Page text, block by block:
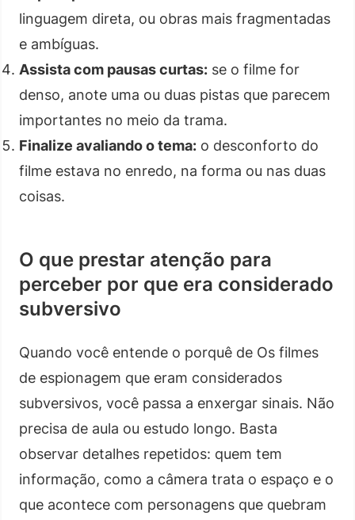
linguagem direta, ou obras mais fragmentadas
e ambíguas.
Assista com pausas curtas: se o filme for
denso, anote uma ou duas pistas que parecem
importantes no meio da trama.
Finalize avaliando o tema: o desconforto do
filme estava no enredo, na forma ou nas duas
coisas.
O que prestar atenção para
perceber por que era considerado
subversivo
Quando você entende o porquê de Os filmes
de espionagem que eram considerados
subversivos, você passa a enxergar sinais. Não
precisa de aula ou estudo longo. Basta
observar detalhes repetidos: quem tem
informação, como a câmera trata o espaço e o
que acontece com personagens que quebram